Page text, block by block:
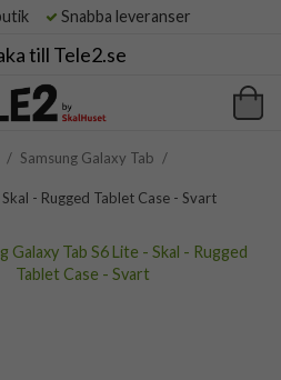
Snabba leveranser
till Tele2.se
/ Samsung Galaxy Tab /
- Rugged Tablet Case - Svart